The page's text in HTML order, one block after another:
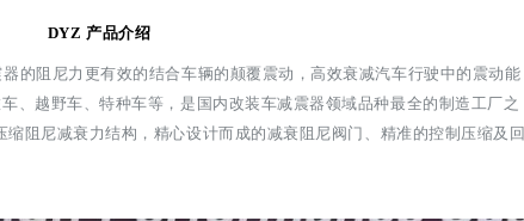
DYZ 产品介绍
的阻尼力更有效的结合车辆的颠覆震动，高效衰减汽车行驶中的震动能
、越野车、特种车等，是国内改装车减震器领域品种最全的制造工厂之
缩阻尼减衰力结构，精心设计而成的减衰阻尼阀门、精准的控制压缩及回